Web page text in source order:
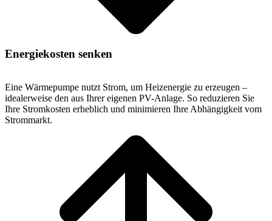
Energiekosten senken
Eine Wärmepumpe nutzt Strom, um Heizenergie zu erzeugen –
idealerweise den aus Ihrer eigenen PV-Anlage. So reduzieren Sie
Ihre Stromkosten erheblich und minimieren Ihre Abhängigkeit vom
Strommarkt.